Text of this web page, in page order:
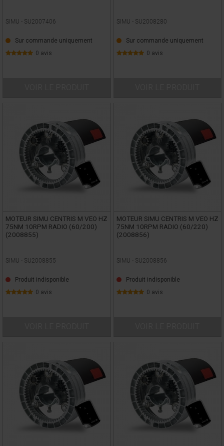
SIMU - SU2007406
Sur commande uniquement
0 avis
SIMU - SU2008280
Sur commande uniquement
0 avis
MOTEUR SIMU CENTRIS M VEO HZ
75NM 10RPM RADIO (60/200)
(2008855)
SIMU - SU2008855
Produit indisponible
0 avis
MOTEUR SIMU CENTRIS M VEO HZ
75NM 10RPM RADIO (60/220)
(2008856)
SIMU - SU2008856
Produit indisponible
0 avis